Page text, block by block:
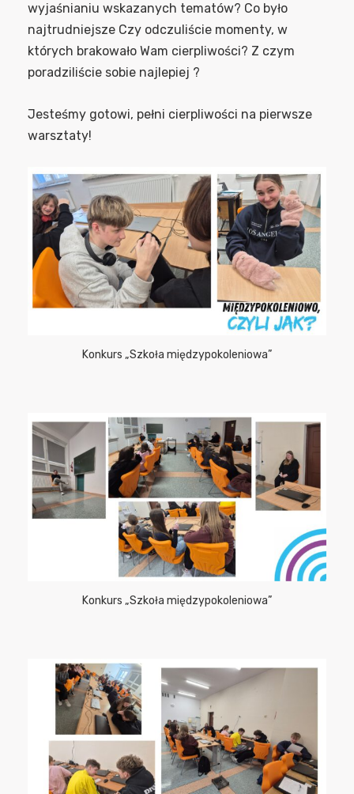
wyjaśnianiu wskazanych tematów? Co było
najtrudniejsze Czy odczuliście momenty, w
których brakowało Wam cierpliwości? Z czym
poradziliście sobie najlepiej ?
Jesteśmy gotowi, pełni cierpliwości na pierwsze
warsztaty!
Konkurs „Szkoła międzypokoleniowa”
Konkurs „Szkoła międzypokoleniowa”